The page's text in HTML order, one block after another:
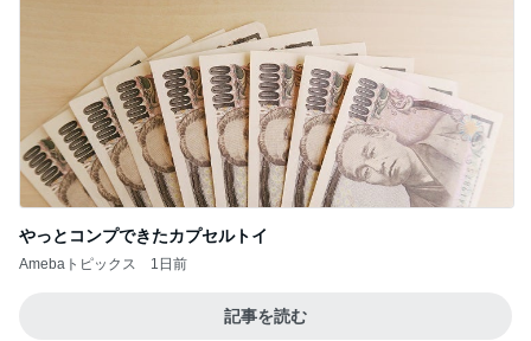
やっとコンプできたカプセルトイ
Amebaトピックス 1日前
記事を読む